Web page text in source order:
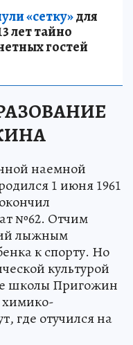
«сетку»для
лет тайно
гостей
наемной
1 июня 1961
№62. Отчим
лыжным
к спорту. Но
культурой
школы Пригожин
химико-
где отучился на